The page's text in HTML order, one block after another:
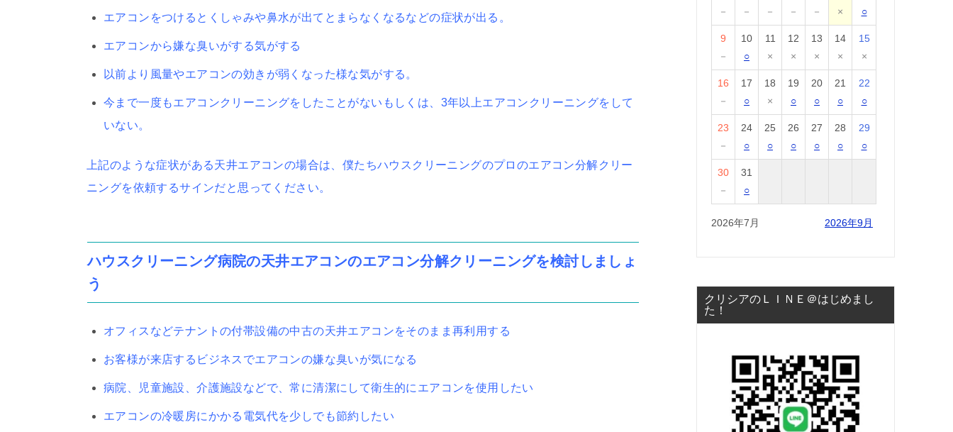
エアコンをつけるとくしゃみや鼻水が出てとまらなくなるなどの症状が出る。
エアコンから嫌な臭いがする気がする
以前より風量やエアコンの効きが弱くなった様な気がする。
今まで一度もエアコンクリーニングをしたことがないもしくは、3年以上エアコンクリーニングをして
いない。
上記のような症状がある天井エアコンの場合は、僕たちハウスクリーニングのプロのエアコン分解クリー
ニングを依頼するサインだと思ってください。
ハウスクリーニング病院の天井エアコンのエアコン分解クリーニングを検討しましょ
う
オフィスなどテナントの付帯設備の中古の天井エアコンをそのまま再利用する
お客様が来店するビジネスでエアコンの嫌な臭いが気になる
病院、児童施設、介護施設などで、常に清潔にして衛生的にエアコンを使用したい
エアコンの冷暖房にかかる電気代を少しでも節約したい
－
－
－
－
－
×
○
9
－
10
○
11
×
12
×
13
×
14
×
15
×
16
－
17
○
18
×
19
○
20
○
21
○
22
○
23
－
24
○
25
○
26
○
27
○
28
○
29
○
30
－
31
○
2026年7月 2026年9月
クリシアのＬＩＮＥ＠はじめまし
た！